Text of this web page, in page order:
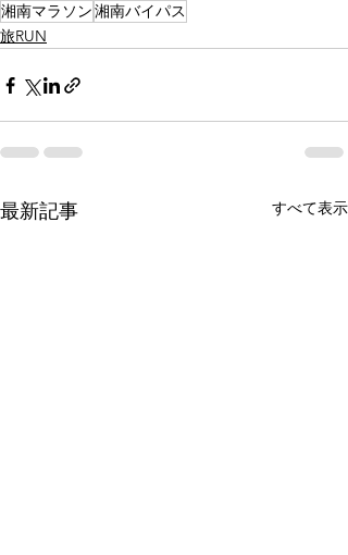
湘南マラソン湘南バイパス
旅RUN
最新記事 すべて表示